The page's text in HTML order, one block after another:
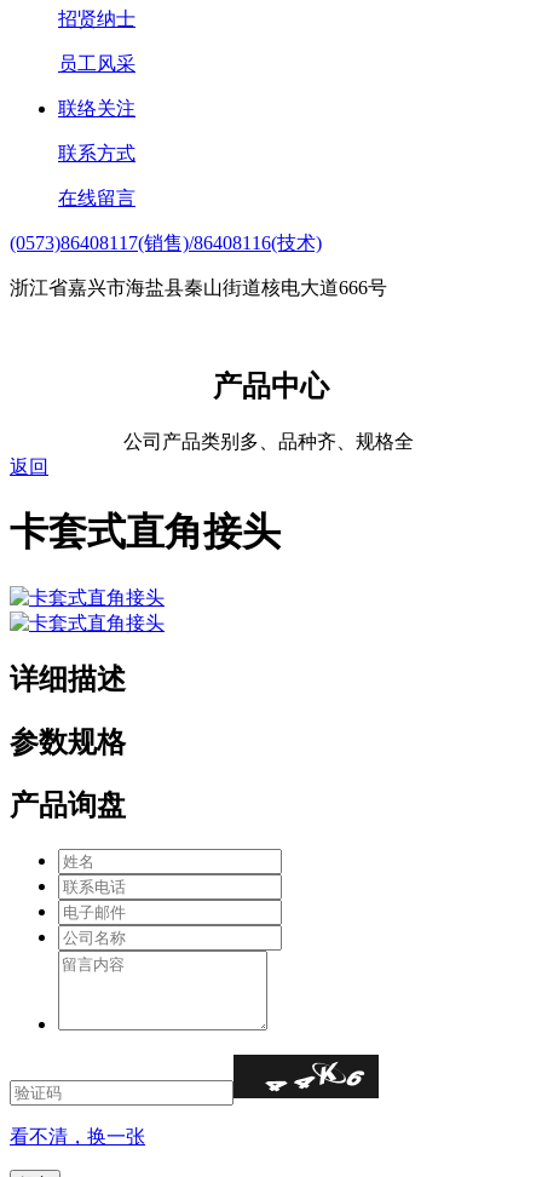
招贤纳士
员工风采
联络关注
联系方式
在线留言
(0573)86408117(销售)/86408116(技术)
浙江省嘉兴市海盐县秦山街道核电大道666号
产品中心
公司产品类别多、品种齐、规格全
返回
卡套式直角接头
详细描述
参数规格
产品询盘
看不清，换一张